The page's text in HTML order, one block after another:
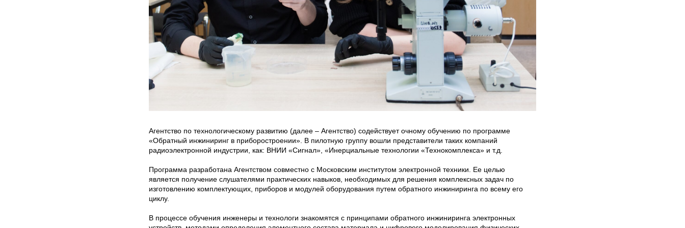
Агентство по технологическому развитию (далее – Агентство) содействует очному обучению по программе
«Обратный инжиниринг в приборостроении». В пилотную группу вошли представители таких компаний
радиоэлектронной индустрии, как: ВНИИ «Сигнал», «Инерциальные технологии «Технокомплекса» и т.д.
Программа разработана Агентством совместно с Московским институтом электронной техники. Ее целью
является получение слушателями практических навыков, необходимых для решения комплексных задач по
изготовлению комплектующих, приборов и модулей оборудования путем обратного инжиниринга по всему его
циклу.
В процессе обучения инженеры и технологи знакомятся с принципами обратного инжиниринга электронных